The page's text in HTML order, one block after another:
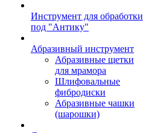
Инструмент для обработки
под "Антику"
Абразивный инструмент
Абразивные щетки
для мрамора
Шлифовальные
фибродиски
Абразивные чашки
(шарошки)